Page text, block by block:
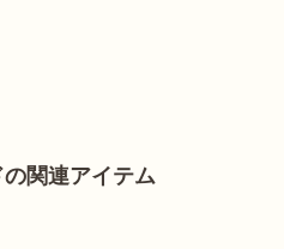
の関連アイテム